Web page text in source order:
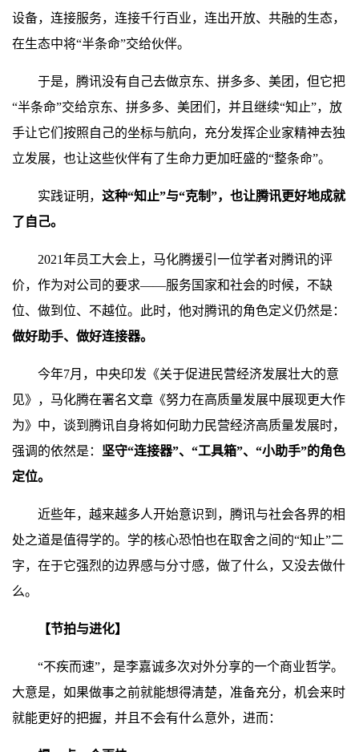
设备，连接服务，连接千行百业，连出开放、共融的生态，
在生态中将“半条命”交给伙伴。
于是，腾讯没有自己去做京东、拼多多、美团，但它把
“半条命”交给京东、拼多多、美团们，并且继续“知止”，放
手让它们按照自己的坐标与航向，充分发挥企业家精神去独
立发展，也让这些伙伴有了生命力更加旺盛的“整条命”。
实践证明， 这种“知止”与“克制”，也让腾讯更好地成就
了自己。
2021年员工大会上，马化腾援引一位学者对腾讯的评
价，作为对公司的要求——服务国家和社会的时候，不缺
位、做到位、不越位。此时，他对腾讯的角色定义仍然是：
做好助手、做好连接器。
今年7月，中央印发《关于促进民营经济发展壮大的意
见》，马化腾在署名文章《努力在高质量发展中展现更大作
为》中，谈到腾讯自身将如何助力民营经济高质量发展时，
强调的依然是： 坚守“连接器”、“工具箱”、“小助手”的角色
定位。
近些年，越来越多人开始意识到，腾讯与社会各界的相
处之道是值得学的。学的核心恐怕也在取舍之间的“知止”二
字，在于它强烈的边界感与分寸感，做了什么，又没去做什
么。
【节拍与进化】
“不疾而速”，是李嘉诚多次对外分享的一个商业哲学。
大意是，如果做事之前就能想得清楚，准备充分，机会来时
就能更好的把握，并且不会有什么意外，进而：